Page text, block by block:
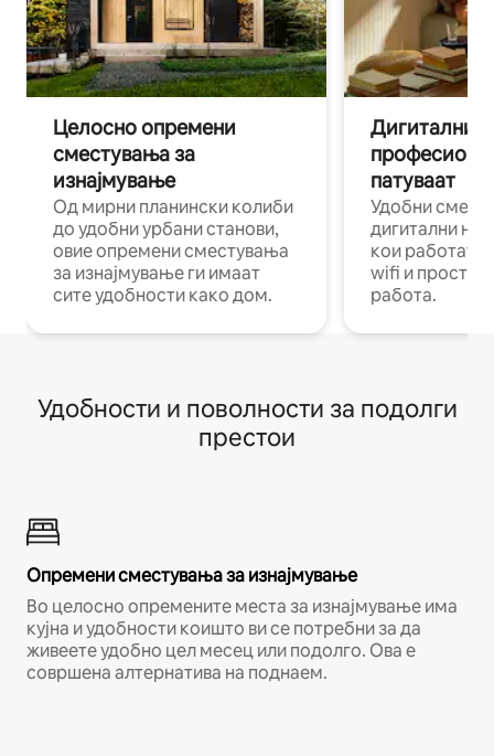
Целосно опремени
сместувања за
изнајмување
Од мирни планински колиби
до удобни урбани станови,
овие опремени сместувања
за изнајмување ги имаат
сите удобности како дом.
Дигитални
патуваат
Удобни
дигитални
кои работат
wifi и
работа.
Удобности и поволности за подолги
престои
Опремени сместувања за изнајмување
Во целосно опремените места за изнајмување има
кујна и удобности коишто ви се потребни за да
живеете удобно цел месец или подолго. Ова е
совршена алтернатива на поднаем.